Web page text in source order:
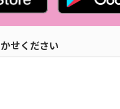
せください